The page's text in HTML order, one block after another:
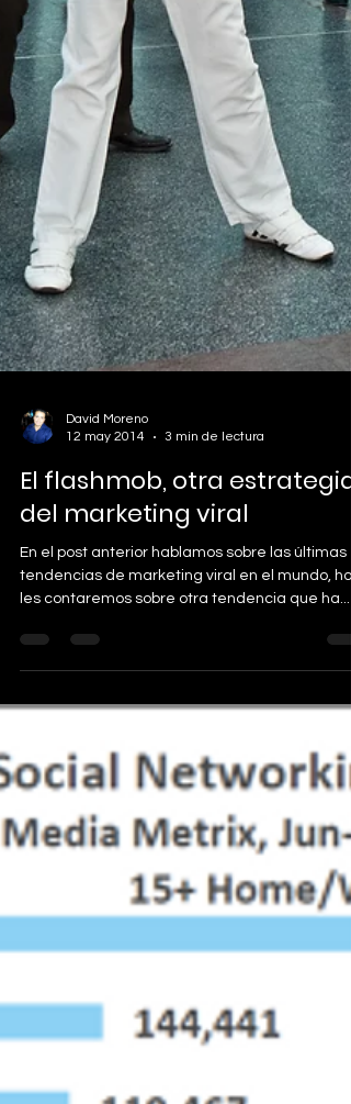
David Moreno
12 may 2014
3 min de lectura
El flashmob, otra estrategia
del marketing viral
tendencias de marketing viral en el mundo, hoy
les contaremos sobre otra tendencia que ha...